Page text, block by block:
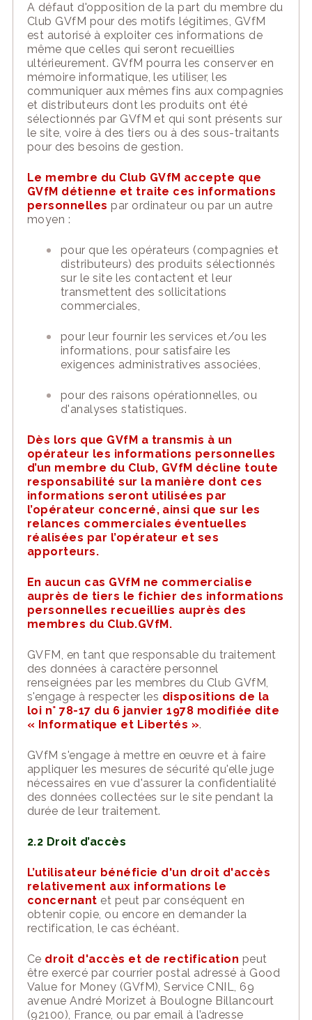
A défaut d'opposition de la part du membre du
Club GVfM pour des motifs légitimes, GVfM
est autorisé à exploiter ces informations de
même que celles qui seront recueillies
ultérieurement. GVfM pourra les conserver en
mémoire informatique, les utiliser, les
communiquer aux mêmes fins aux compagnies
et distributeurs dont les produits ont été
sélectionnés par GVfM et qui sont présents sur
lesite, voire à des tiers ou à des sous-traitants
pour des besoins de gestion.
Le membre du Club GVfM accepte que
GVfM détienne et traite ces informations
personnelles par ordinateur ou par un autre
moyen :
pour que les opérateurs (compagnies et
distributeurs) des produits sélectionnés
sur lesite les contactent et leur
transmettent des sollicitations
commerciales,
pour leur fournir les services et/ou les
informations, pour satisfaire les
exigences administratives associées,
pour des raisons opérationnelles, ou
d'analyses statistiques.
Dès lors que GVfM a transmis à un
opérateur les informations personnelles
d’un membre du Club, GVfM décline toute
responsabilité sur la manière dont ces
informations seront utilisées par
l’opérateur concerné, ainsi que sur les
relances commerciales éventuelles
réalisées par l’opérateur et ses
apporteurs.
En aucun cas GVfM ne commercialise
auprès de tiers le fichier des informations
personnelles recueillies auprès des
membres du Club.GVfM.
GVFM, en tant que responsable du traitement
des données à caractère personnel
renseignées par les membres du Club GVfM,
s'engage à respecter les dispositions de la
loi n° 78-17 du 6 janvier 1978 modifiée dite
« Informatique et Libertés ».
GVfM s'engage à mettre en œuvre et à faire
appliquer les mesures de sécurité qu'elle juge
nécessaires en vue d'assurer la confidentialité
des données collectées sur lesite pendant la
durée de leur traitement.
2.2 Droit d’accès
L’utilisateur bénéficie d'un droit d'accès
relativement aux informations le
concernant et peut par conséquent en
obtenir copie, ou encore en demander la
rectification, le cas échéant.
Ce droit d'accès et de rectification peut
être exercé par courrier postal adressé à Good
Value for Money (GVfM), Service CNIL, 69
avenue André Morizet à Boulogne Billancourt
(92100), France, ou par email à l’adresse